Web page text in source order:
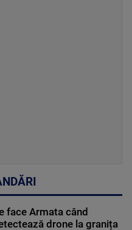
face Armata când
drone la granița
Piloții de F-16 au